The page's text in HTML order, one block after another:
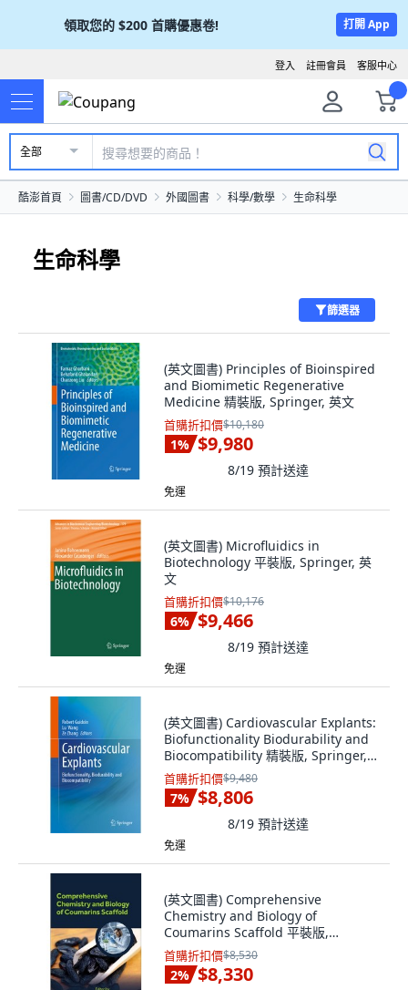
領取您的 $200 首購優惠卷! 打開 App
客服中心
註冊會員
登入
全部
酷澎首頁 圖書/CD/DVD 外國圖書 科學/數學 生命科學
生命科學
篩選器
(英文圖書) Principles of Bioinspired
and Biomimetic Regenerative
Medicine 精裝版, Springer, 英文
首購折扣價$10,180
1% $9,980
8/19 預計送達
免運
(英文圖書) Microfluidics in
Biotechnology 平裝版, Springer, 英
文
首購折扣價$10,176
6% $9,466
8/19 預計送達
免運
(英文圖書) Cardiovascular Explants:
Biofunctionality Biodurability and
Biocompatibility 精裝版, Springer,
英文
首購折扣價$9,480
7% $8,806
8/19 預計送達
免運
(英文圖書) Comprehensive
Chemistry and Biology of
Coumarins Scaffold 平裝版,
Elsevier, 英文
首購折扣價$8,530
2% $8,330